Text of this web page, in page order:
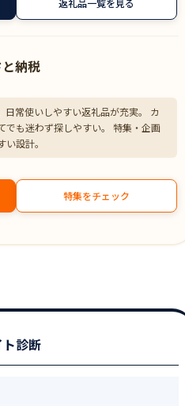
納税
常使いしやすい返礼品が充実。 カ
でも迷わず探しやすい。 特集・企画
設計。
特集をチェック
診断